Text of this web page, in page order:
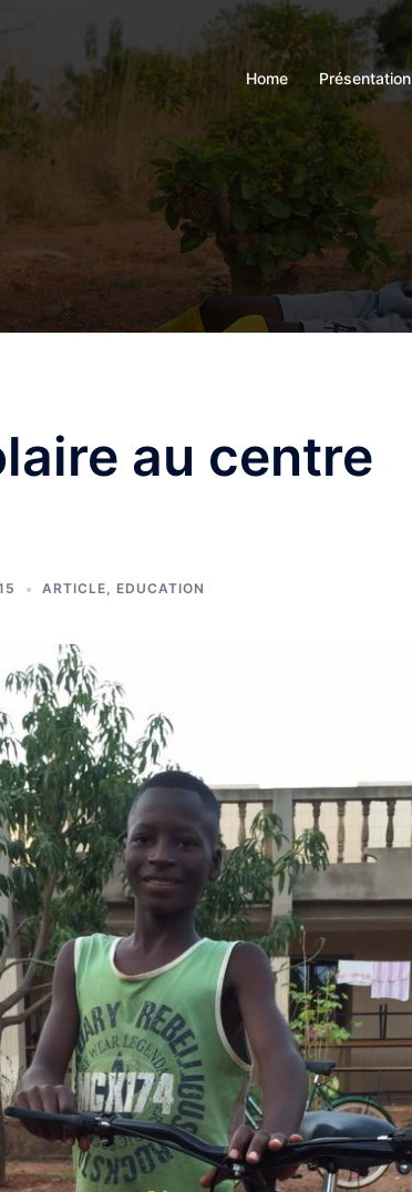
Home Présentation
au centre
ARTICLE, EDUCATION